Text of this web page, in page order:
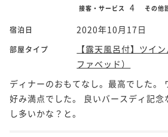
接客・サービス 4 その他
宿泊日 2020年10月17日
部屋タイプ
【露天風呂付】ツイ
ファベッド）
ディナーのおもてなし。最高でした。
好み満点でした。 良いバースディ記
し多いかな？と。